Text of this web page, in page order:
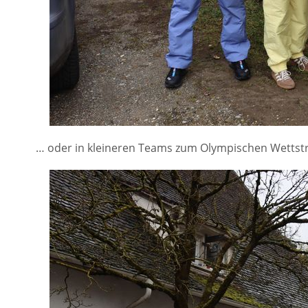
… oder in kleineren Teams zum Olympischen